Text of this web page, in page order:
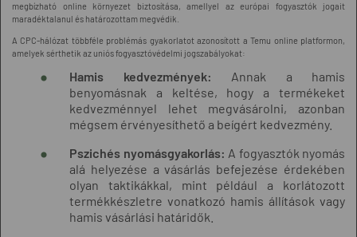
megbízható online környezet biztosítása, amellyel az európai fogyasztók jogait
maradéktalanul és határozottam megvédik.
A CPC-hálózat többféle problémás gyakorlatot azonosított a Temu online platformon,
amelyek sérthetik az uniós fogyasztóvédelmi jogszabályokat:
Hamis kedvezmények: Annak a hamis
benyomásnak a keltése, hogy a termékeket
kedvezménnyel lehet megvásárolni, azonban
mégsem érvényesíthető a beígért kedvezmény.
Pszichés nyomásgyakorlás: A fogyasztók nyomás
alá helyezése a vásárlás befejezése érdekében
olyan taktikákkal, mint például a korlátozott
termékkészletre vonatkozó hamis állítások vagy
hamis vásárlási határidők.